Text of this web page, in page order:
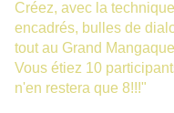
Créez, avec la
encadrés, bulles de
tout au Grand
Vous étiez 10
n'en restera que 8!!!"